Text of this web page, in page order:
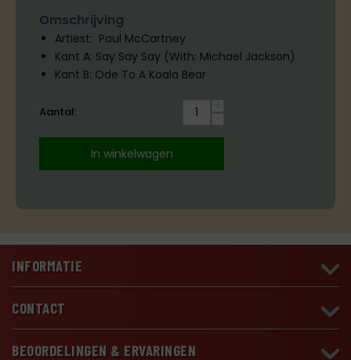
Omschrijving
Artiest: Paul McCartney
Kant A: Say Say Say (With: Michael Jackson)
Kant B: Ode To A Koala Bear
Aantal: +
−
In winkelwagen
INFORMATIE
CONTACT
BEOORDELINGEN & ERVARINGEN